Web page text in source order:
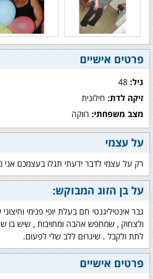
פרטים אישיים
גיל:
זיקה לדת: חילונית
מצב משפחתי: רווקה
על עצמי
רק על עצמי לדבר ידעתי תגלו בעצמכם
על בן הזוג המבוקש:
גבר אינטיליגנטי חם בעלת יופי פנימי
ולצחוק , שמחפש אהבה ומחויבות , שיש בו
לתת ולקבל . שיגרום ללב שלי לפעום.
פרטים אישיים